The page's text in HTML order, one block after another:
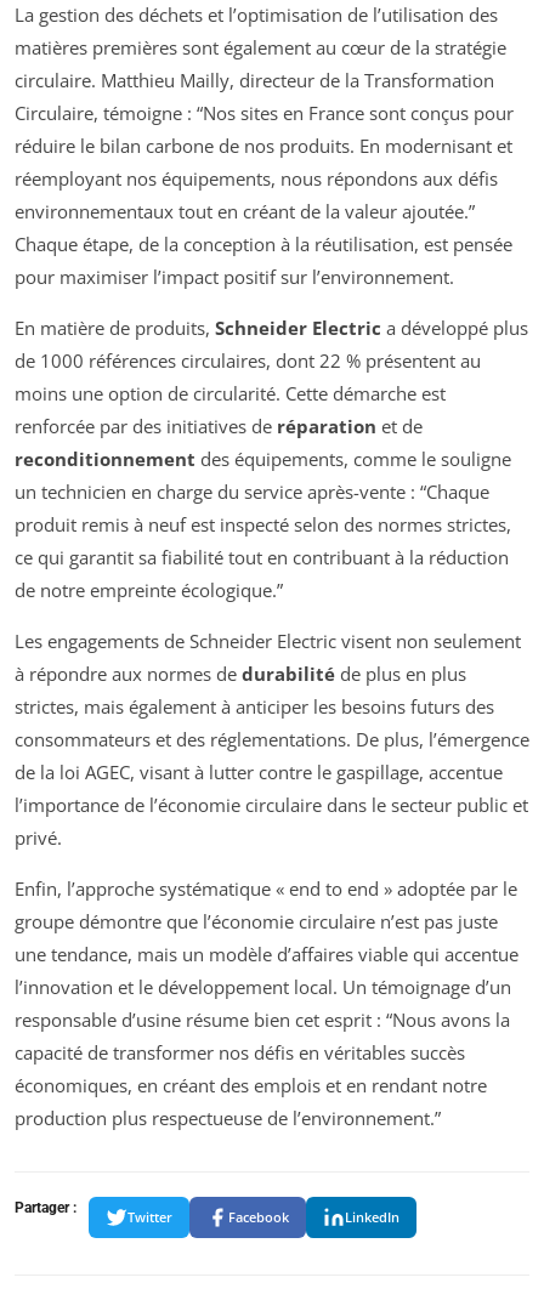
La gestion des déchets et l’optimisation de l’utilisation des
matières premières sont également au cœur de la stratégie
circulaire. Matthieu Mailly, directeur de la Transformation
Circulaire, témoigne : “Nos sites en France sont conçus pour
réduire le bilan carbone de nos produits. En modernisant et
réemployant nos équipements, nous répondons aux défis
environnementaux tout en créant de la valeur ajoutée.”
Chaque étape, de la conception à la réutilisation, est pensée
pour maximiser l’impact positif sur l’environnement.
En matière de produits, Schneider Electric a développé plus
de 1000 références circulaires, dont 22 % présentent au
moins une option de circularité. Cette démarche est
renforcée par des initiatives de réparation et de
reconditionnement des équipements, comme le souligne
un technicien en charge du service après-vente : “Chaque
produit remis à neuf est inspecté selon des normes strictes,
ce qui garantit sa fiabilité tout en contribuant à la réduction
de notre empreinte écologique.”
Les engagements de Schneider Electric visent non seulement
à répondre aux normes de durabilité de plus en plus
strictes, mais également à anticiper les besoins futurs des
consommateurs et des réglementations. De plus, l’émergence
de la loi AGEC, visant à lutter contre le gaspillage, accentue
l’importance de l’économie circulaire dans le secteur public et
privé.
Enfin, l’approche systématique « end to end » adoptée par le
groupe démontre que l’économie circulaire n’est pas juste
une tendance, mais un modèle d’affaires viable qui accentue
l’innovation et le développement local. Un témoignage d’un
responsable d’usine résume bien cet esprit : “Nous avons la
capacité de transformer nos défis en véritables succès
économiques, en créant des emplois et en rendant notre
production plus respectueuse de l’environnement.”
Partager :
Twitter Facebook LinkedIn